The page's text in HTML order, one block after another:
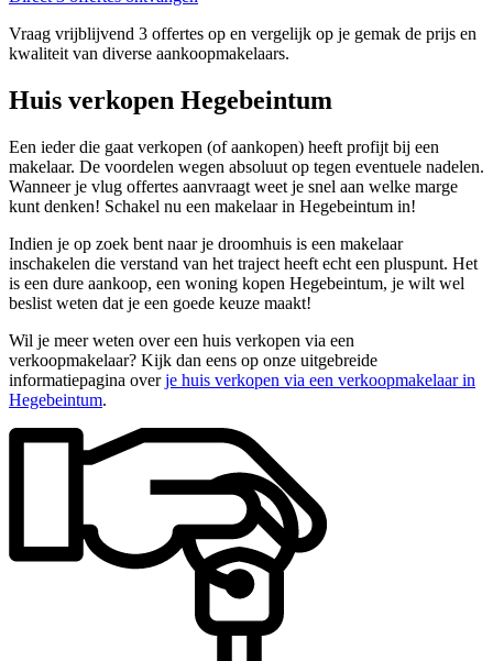
Vraag vrijblijvend 3 offertes op en vergelijk op je gemak de prijs en
kwaliteit van diverse aankoopmakelaars.
Huis verkopen Hegebeintum
Een ieder die gaat verkopen (of aankopen) heeft profijt bij een
makelaar. De voordelen wegen absoluut op tegen eventuele nadelen.
Wanneer je vlug offertes aanvraagt weet je snel aan welke marge
kunt denken! Schakel nu een makelaar in Hegebeintum in!
Indien je op zoek bent naar je droomhuis is een makelaar
inschakelen die verstand van het traject heeft echt een pluspunt. Het
is een dure aankoop, een woning kopen Hegebeintum, je wilt wel
beslist weten dat je een goede keuze maakt!
Wil je meer weten over een huis verkopen via een
verkoopmakelaar? Kijk dan eens op onze uitgebreide
informatiepagina overje huis verkopen via een verkoopmakelaar in
Hegebeintum.